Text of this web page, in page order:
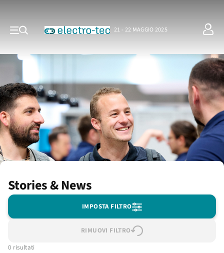
21 - 22 MAGGIO 2025
Stories & News
IMPOSTA FILTRO
RIMUOVI FILTRO
0 risultati